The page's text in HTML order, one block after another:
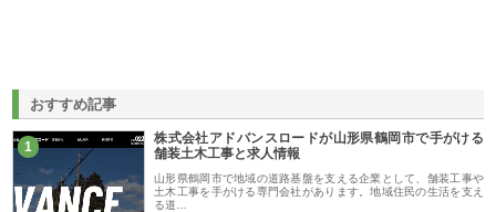
おすすめ記事
1
株式会社アドバンスロードが山形県鶴岡市で手がける
舗装土木工事と求人情報
山形県鶴岡市で地域の道路基盤を支える企業として、舗装工事や
土木工事を手がける専門会社があります。地域住民の生活を支え
る道…